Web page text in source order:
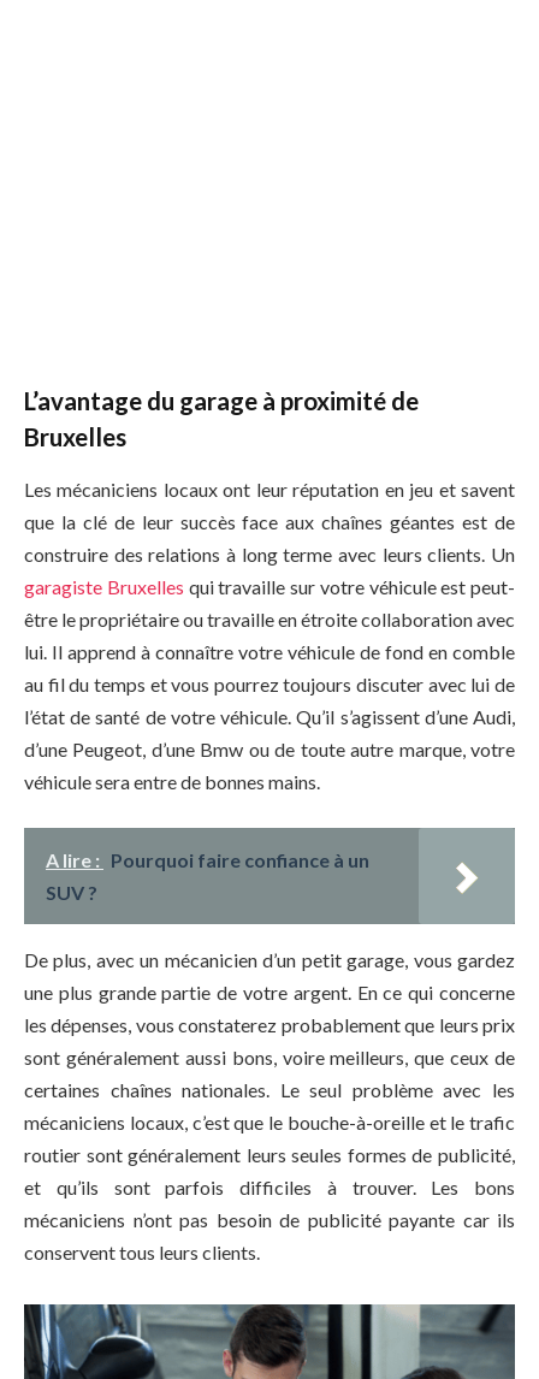
L’avantage du garage à proximité de
Bruxelles
Les mécaniciens locaux ont leur réputation en jeu et savent
que la clé de leur succès face aux chaînes géantes est de
construire des relations à long terme avec leurs clients. Un
garagiste Bruxelles qui travaille sur votre véhicule est peut-
être le propriétaire ou travaille en étroite collaboration avec
lui. Il apprend à connaître votre véhicule de fond en comble
au fil du temps et vous pourrez toujours discuter avec lui de
l’état de santé de votre véhicule. Qu’il s’agissent d’une Audi,
d’une Peugeot, d’une Bmw ou de toute autre marque, votre
véhicule sera entre de bonnes mains.
A lire : Pourquoi faire confiance à un
SUV ?
De plus, avec un mécanicien d’un petit garage, vous gardez
une plus grande partie de votre argent. En ce qui concerne
les dépenses, vous constaterez probablement que leurs prix
sont généralement aussi bons, voire meilleurs, que ceux de
certaines chaînes nationales. Le seul problème avec les
mécaniciens locaux, c’est que le bouche-à-oreille et le trafic
routier sont généralement leurs seules formes de publicité,
et qu’ils sont parfois difficiles à trouver. Les bons
mécaniciens n’ont pas besoin de publicité payante car ils
conservent tous leurs clients.